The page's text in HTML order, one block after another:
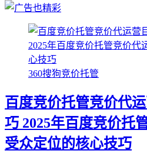
360搜狗竞价托管
百度竞价托管竞价代
巧 2025年百度竞价托
受众定位的核心技巧